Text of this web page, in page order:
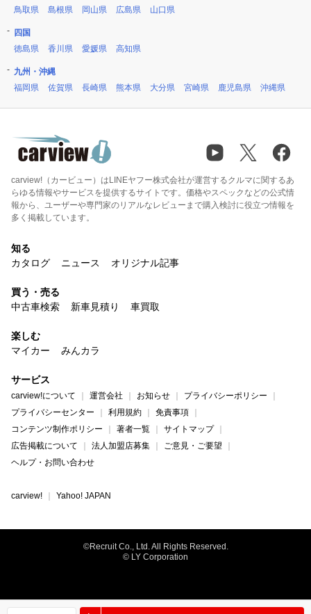
鳥取県
島根県 岡山県 広島県 山口県
四国
徳島県
香川県 愛媛県 高知県
九州・沖縄
福岡県
佐賀県 長崎県 熊本県 大分県 宮崎県 鹿児島県 沖縄県
carview!（カービュー）はLINEヤフー株式会社が運営するクルマに関するあ
らゆる情報やサービスを提供するサイトです。価格やスペックなどの公式情
報から、ユーザーや専門家のリアルなレビューまで購入検討に役立つ情報を
多く掲載しています。
知る
カタログ
ニュース オリジナル記事
買う・売る
中古車検索
新車見積り 車買取
楽しむ
マイカー
みんカラ
サービス
carview!について 運営会社 お知らせ
プライバシーポリシー
プライバシーセンター
利用規約
免責事項
コンテンツ制作ポリシー
著者一覧
サイトマップ
広告掲載について
法人加盟店募集
ご意見・ご要望
ヘルプ・お問い合わせ
carview! Yahoo! JAPAN
©Recruit Co., Ltd. All Rights Reserved.
© LY Corporation